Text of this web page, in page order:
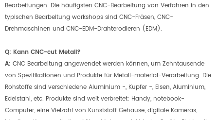
Bearbeitungen. Die häufigsten CNC-Bearbeitung von Verfahren in den
typischen Bearbeitung workshops sind CNC-Fräsen, CNC-
Drehmaschinen und CNC-EDM-Drahterodieren (EDM).
Q: Kann CNC-cut Metall?
A: CNC Bearbeitung angewendet werden können, um Zehntausende
von Spezifikationen und Produkte für Metall-material-Verarbeitung. Die
Rohstoffe sind verschiedene Aluminium -, Kupfer -, Eisen, Aluminium,
Edelstahl, etc. Produkte sind weit verbreitet: Handy, notebook-
Computer, eine Vielzahl von Kunststoff Gehäuse, digitale Kameras,